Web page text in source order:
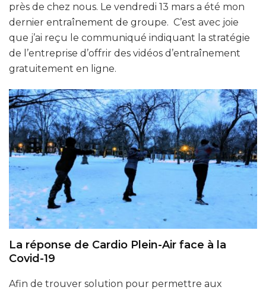
près de chez nous. Le vendredi 13 mars a été mon
dernier entraînement de groupe. C’est avec joie
que j’ai reçu le communiqué indiquant la stratégie
de l’entreprise d’offrir des vidéos d’entraînement
gratuitement en ligne.
La réponse de Cardio Plein-Air face à la
Covid-19
Afin de trouver solution pour permettre aux